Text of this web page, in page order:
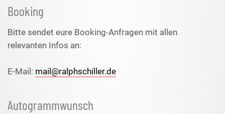
Booking
Bitte sendet eure Booking-Anfragen mit allen
relevanten Infos an:
E-Mail: mail@ralphschiller.de
Autogrammwunsch